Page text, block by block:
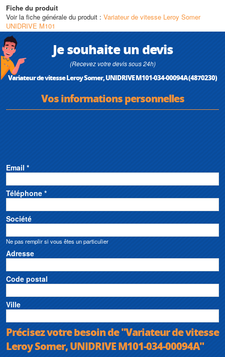
soumis à près de quarante tests. Vous pouvez installer nos variateurs en
toute confiance sans crainte de défaillance prématurée
Caractéristiques techniques
• Puissance : de 0,25 kW à 7,5 kW
• Tension : 100 V / 200 V / 400 V
Fiche du produit
Voir la fiche générale du produit : Variateur de vitesse Leroy Somer
UNIDRIVE M101
Je souhaite un devis
(Recevez votre devis sous 24h)
Variateur de vitesse Leroy Somer, UNIDRIVE M101-034-00094A (4870230)
Vos informations personnelles
Email *
Téléphone *
Société
Ne pas remplir si vous êtes un particulier
Adresse
Code postal
Ville
Précisez votre besoin de "Variateur de vitesse
Leroy Somer, UNIDRIVE M101-034-00094A"